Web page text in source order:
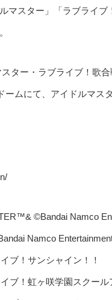
マスター」「ラブライ
ター・ラブライブ！歌合
ームにて、アイドルマ
©Bandai Namco
Namco
ブ！サンシャイン！！
ブ！虹ヶ咲学園スクール